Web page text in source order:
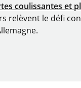
coulissantes et
le défi